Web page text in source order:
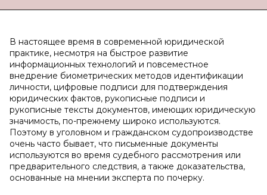
В настоящее время в современной юридической
практике, несмотря на быстрое развитие
информационных технологий и повсеместное
внедрение биометрических методов идентификации
личности, цифровые подписи для подтверждения
юридических фактов, рукописные подписи и
рукописные тексты документов, имеющих юридическую
значимость, по-прежнему широко используются.
Поэтому в уголовном и гражданском судопроизводстве
очень часто бывает, что письменные документы
используются во время судебного рассмотрения или
предварительного следствия, а также доказательства,
основанные на мнении эксперта по почерку.